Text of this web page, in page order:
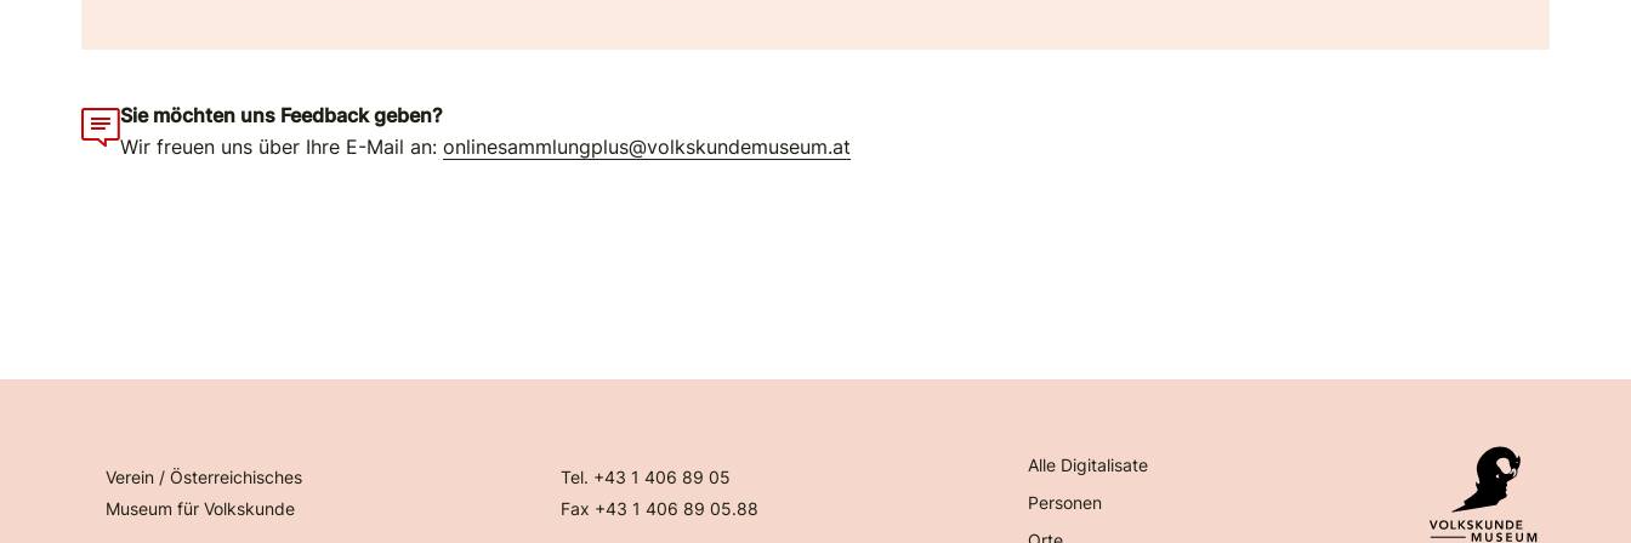
Sie möchten uns Feedback geben?
Wir freuen uns über Ihre E-Mail an:onlinesammlungplus@volkskundemuseum.at
Verein / Österreichisches
Museum für Volkskunde
Tel. +43 1 406 89 05
Fax +43 1 406 89 05.88
Alle Digitalisate
Personen